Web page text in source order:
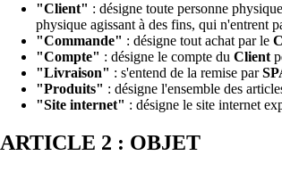
"Client" : désigne toute personne
physique agissant à des fins, qui n'entrent
"Commande" : désigne tout achat par le
"Compte" : désigne le compte du Client
"Livraison" : s'entend de la remise par
"Produits" : désigne l'ensemble des
"Site internet" : désigne le site internet
ARTICLE 2 : OBJET